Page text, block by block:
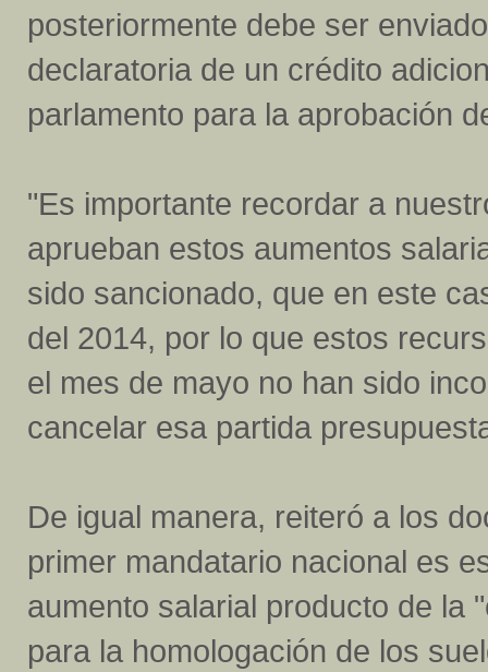
posteriormente debe ser
declaratoria de un crédito
parlamento para la aprobación
"Es importante recordar a
aprueban estos aumentos
sido sancionado, que en este
del 2014, por lo que estos
el mes de mayo no han sido
cancelar esa partida
De igual manera, reiteró a los
primer mandatario nacional es
aumento salarial producto de la
para la homologación de los